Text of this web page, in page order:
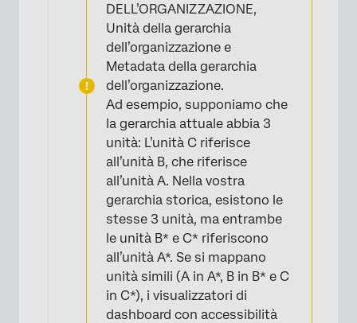
DELL’ORGANIZZAZIONE,
Unità della gerarchia
dell’organizzazione e
Metadata della gerarchia
dell’organizzazione.
Ad esempio, supponiamo che
la gerarchia attuale abbia 3
unità: L’unità C riferisce
all’unità B, che riferisce
all’unità A. Nella vostra
gerarchia storica, esistono le
stesse 3 unità, ma entrambe
le unità B* e C* riferiscono
all’unità A*. Se si mappano
unità simili (A in A*, B in B* e C
in C*), i visualizzatori di
dashboard con accessibilità